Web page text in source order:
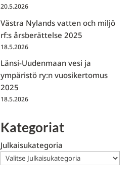
20.5.2026
Västra Nylands vatten och miljö
rf:s årsberättelse 2025
18.5.2026
Länsi-Uudenmaan vesi ja
ympäristö ry:n vuosikertomus
2025
18.5.2026
Kategoriat
Julkaisukategoria